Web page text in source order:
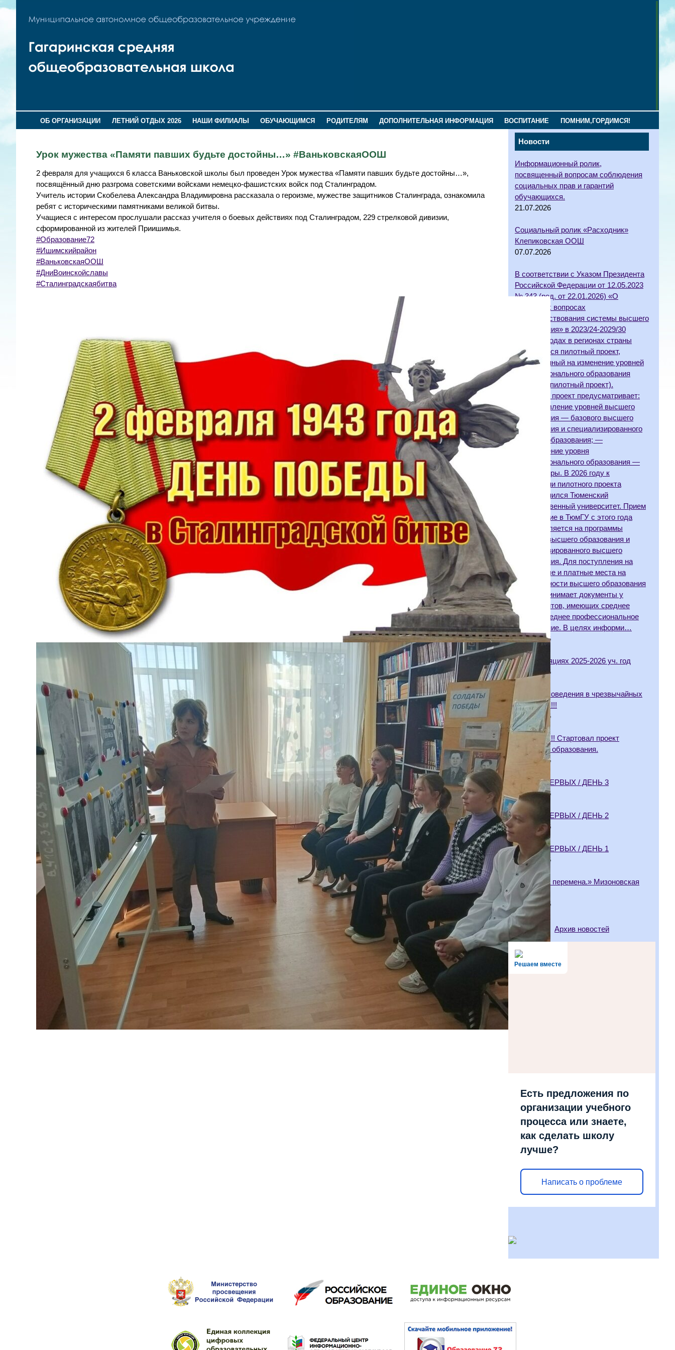
ОБ ОРГАНИЗАЦИИ ЛЕТНИЙ ОТДЫХ 2026 НАШИ ФИЛИАЛЫ ОБУЧАЮЩИМСЯ РОДИТЕЛЯМ ДОПОЛНИТЕЛЬНАЯ ИНФОРМАЦИЯ ВОСПИТАНИЕ ПОМНИМ,ГОРДИМСЯ!
Новости
Информационный ролик,
посвященный вопросам соблюдения
социальных прав и гарантий
обучающихся.
21.07.2026
Социальный ролик «Расходник»
Клепиковская ООШ
07.07.2026
В соответствии с Указом Президента
Российской Федерации от 12.05.2023
№ 343 (ред. от 22.01.2026) «О
некоторых вопросах
совершенствования системы высшего
образования» в 2023/24-2029/30
учебных годах в регионах страны
реализуется пилотный проект,
направленный на изменение уровней
профессионального образования
(далее — пилотный проект).
Пилотный проект предусматривает:
— установление уровней высшего
образования — базового высшего
образования и специализированного
высшего образования; —
установление уровня
профессионального образования —
аспирантуры. В 2026 году к
реализации пилотного проекта
присоединился Тюменский
государственный университет. Прием
на обучение в ТюмГУ с этого года
осуществляется на программы
базового высшего образования и
специализированного высшего
образования. Для поступления на
бюджетные и платные места на
специальности высшего образования
ТюмГУ принимает документы у
абитуриентов, имеющих среднее
общее, среднее профессиональное
образование. В целях информи…
06.07.2026
Об апелляциях 2025-2026 уч. год
16.06.2026
Правила поведения в чрезвычайных
ситуациях!!!
08.06.2026
Внимание!!! Стартовал проект
Флагманы образования.
08.06.2026
ВРЕМЯ ПЕРВЫХ / ДЕНЬ 3
03.06.2026
ВРЕМЯ ПЕРВЫХ / ДЕНЬ 2
02.06.2026
ВРЕМЯ ПЕРВЫХ / ДЕНЬ 1
01.06.2026
«Большая перемена.» Мизоновская
ООШ
28.05.2026
Архив новостей
Решаем вместе
Есть предложения по
организации учебного
процесса или знаете,
как сделать школу
лучше?
Написать о проблеме
Урок мужества «Памяти павших будьте достойны…» #ВаньковскаяООШ
2 февраля для учащихся 6 класса Ваньковской школы был проведен Урок мужества «Памяти павших будьте достойны…»,
посвящённый дню разгрома советскими войсками немецко-фашистских войск под Сталинградом.
Учитель истории Скобелева Александра Владимировна рассказала о героизме, мужестве защитников Сталинграда, ознакомила
ребят с историческими памятниками великой битвы.
Учащиеся с интересом прослушали рассказ учителя о боевых действиях под Сталинградом, 229 стрелковой дивизии,
сформированной из жителей Приишимья.
#Образование72
#Ишимскийрайон
#ВаньковскаяООШ
#ДниВоинскойславы
#Сталинградскаябитва